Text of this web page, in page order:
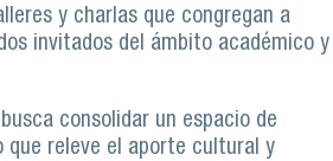
y charlas que congregan a
invitados del ámbito académico y
consolidar un espacio de
que releve el aporte cultural y